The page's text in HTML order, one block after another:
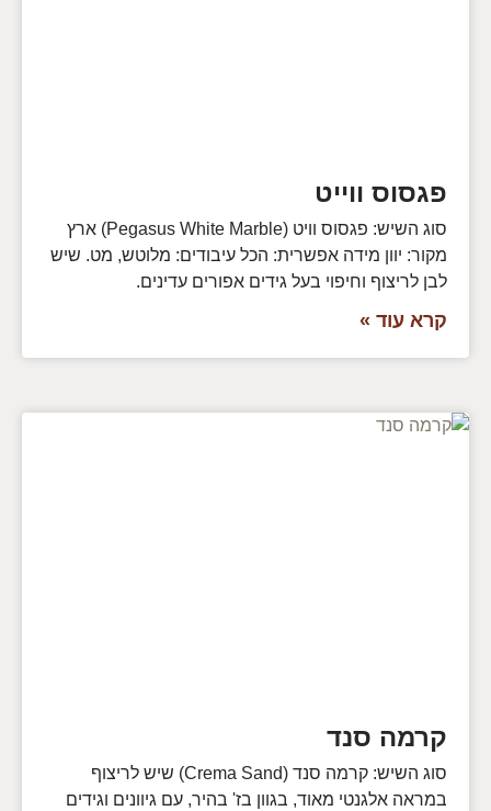
פגסוס ווייט
סוג השיש: פגסוס וויט (Pegasus White Marble) ארץ
מקור: יוון מידה אפשרית: הכל עיבודים: מלוטש, מט. שיש
לבן לריצוף וחיפוי בעל גידים אפורים עדינים.
קרא עוד »
קרמה סנד
סוג השיש: קרמה סנד (Crema Sand) שיש לריצוף
במראה אלגנטי מאוד, בגוון בז' בהיר, עם גיוונים וגידים